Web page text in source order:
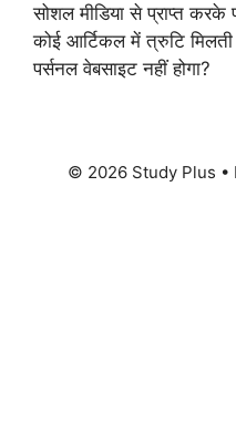
सोशल मीडिया से प्राप्त करके
कोई आर्टिकल में त्रुटि मिलती
पर्सनल वेबसाइट नहीं होगा?
© 2026 Study Plus •